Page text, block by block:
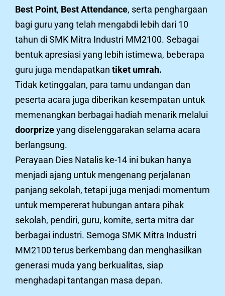
Best Point, Best Attendance, serta penghargaan
bagi guru yang telah mengabdi lebih dari 10
tahun di SMK Mitra Industri MM2100. Sebagai
bentuk apresiasi yang lebih istimewa, beberapa
guru juga mendapatkan tiket umrah.
Tidak ketinggalan, para tamu undangan dan
peserta acara juga diberikan kesempatan untuk
memenangkan berbagai hadiah menarik melalui
doorprizeyang diselenggarakan selama acara
berlangsung.
Perayaan Dies Natalis ke-14 ini bukan hanya
menjadi ajang untuk mengenang perjalanan
panjang sekolah, tetapi juga menjadi momentum
untuk mempererat hubungan antara pihak
sekolah, pendiri, guru, komite, serta mitra dar
berbagai industri. Semoga SMK Mitra Industri
MM2100 terus berkembang dan menghasilkan
generasi muda yang berkualitas, siap
menghadapi tantangan masa depan.